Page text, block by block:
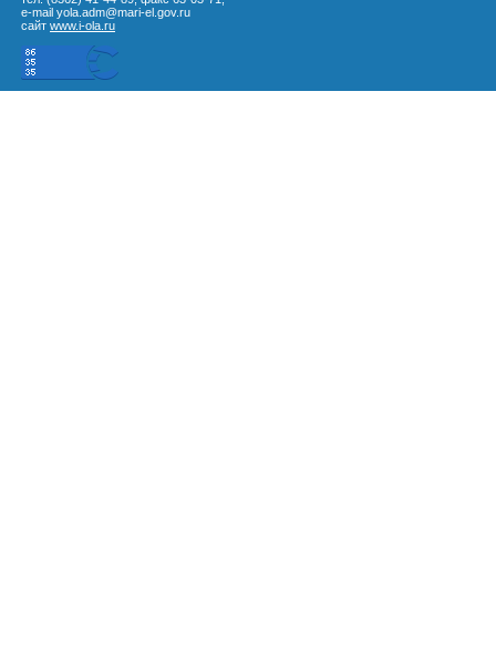
e-mail yola.adm@mari-el.gov.ru
сайт www.i-ola.ru